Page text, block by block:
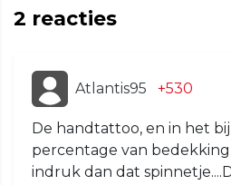
2 reacties
Atlantis95 +530
De handtattoo, en in het
percentage van
indruk dan dat